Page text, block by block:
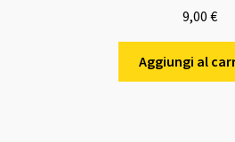
9,00 €
Aggiungi al